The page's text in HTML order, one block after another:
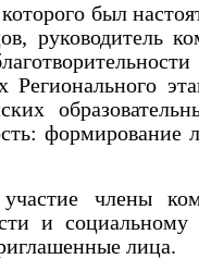
был
руководитель
Регионального
формирование
члены
и
лица.